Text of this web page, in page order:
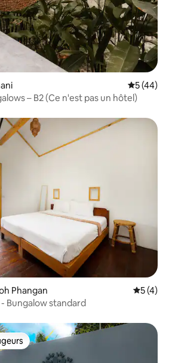
5 (44)
– B2 (Ce n'est pas un hôtel)
Phangan
5 (4)
Bungalow standard